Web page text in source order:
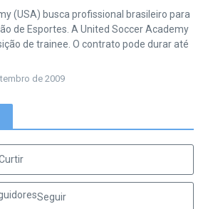
(USA) busca profissional brasileiro para
de Esportes. A United Soccer Academy
de trainee. O contrato pode durar até
de 2009
Seguir